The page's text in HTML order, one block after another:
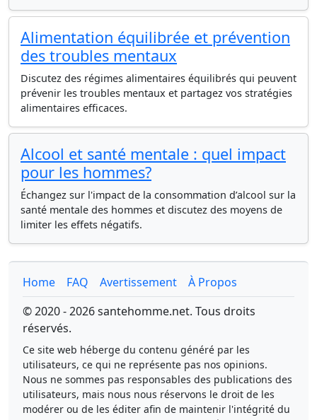
Alimentation équilibrée et prévention
des troubles mentaux
Discutez des régimes alimentaires équilibrés qui peuvent
prévenir les troubles mentaux et partagez vos stratégies
alimentaires efficaces.
Alcool et santé mentale : quel impact
pour les hommes?
Échangez sur l'impact de la consommation d’alcool sur la
santé mentale des hommes et discutez des moyens de
limiter les effets négatifs.
Home FAQ Avertissement
À Propos
© 2020 - 2026 santehomme.net. Tous droits
réservés.
Ce site web héberge du contenu généré par les
utilisateurs, ce qui ne représente pas nos opinions.
Nous ne sommes pas responsables des publications des
utilisateurs, mais nous nous réservons le droit de les
modérer ou de les éditer afin de maintenir l'intégrité du